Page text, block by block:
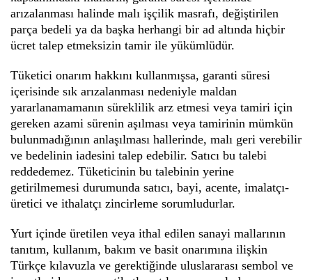
arızalanması halinde malı işçilik masrafı, değiştirilen
parça bedeli ya da başka herhangi bir ad altında hiçbir
ücret talep etmeksizin tamir ile yükümlüdür.
Tüketici onarım hakkını kullanmışsa, garanti süresi
içerisinde sık arızalanması nedeniyle maldan
yararlanamamanın süreklilik arz etmesi veya tamiri için
gereken azami sürenin aşılması veya tamirinin mümkün
bulunmadığının anlaşılması hallerinde, malı geri verebilir
ve bedelinin iadesini talep edebilir. Satıcı bu talebi
reddedemez. Tüketicinin bu talebinin yerine
getirilmemesi durumunda satıcı, bayi, acente, imalatçı-
üretici ve ithalatçı zincirleme sorumludurlar.
Yurt içinde üretilen veya ithal edilen sanayi mallarının
tanıtım, kullanım, bakım ve basit onarımına ilişkin
Türkçe kılavuzla ve gerektiğinde uluslararası sembol ve